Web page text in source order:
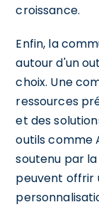
croissance.
Enfin, la
autour d'un
choix. Une
ressources
et des
outils comme
soutenu par
peuvent offrir